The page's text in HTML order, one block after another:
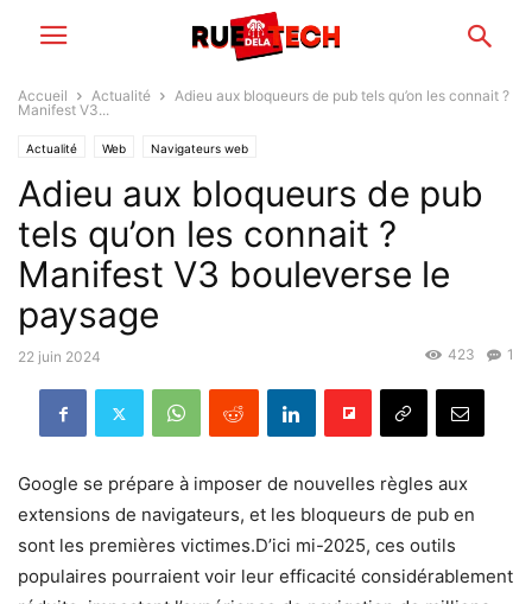
Accueil Actualité
Adieu aux bloqueurs de pub tels qu’on les connait ?
Manifest V3...
Actualité Web Navigateurs web
Adieu aux bloqueurs de pub
tels qu’on les connait ?
Manifest V3 bouleverse le
paysage
22 juin 2024 1
423
Google se prépare à imposer de nouvelles règles aux
extensions de navigateurs, et les bloqueurs de pub en
sont les premières victimes.D’ici mi-2025, ces outils
populaires pourraient voir leur efficacité considérablement